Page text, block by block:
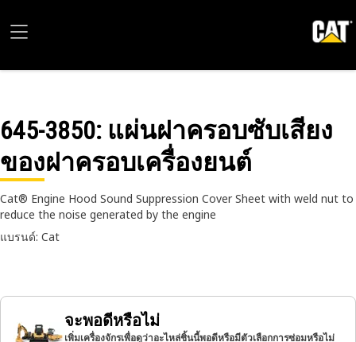
645-3850: แผ่นฝาครอบซับเสียง
ของฝาครอบเครื่องยนต์
Cat® Engine Hood Sound Suppression Cover Sheet with weld nut to
reduce the noise generated by the engine
แบรนด์: Cat
จะพอดีหรือไม่
เพิ่มเครื่องจักรเพื่อดูว่าอะไหล่ชิ้นนี้พอดีหรือมีตัวเลือกการซ่อมหรือไม่